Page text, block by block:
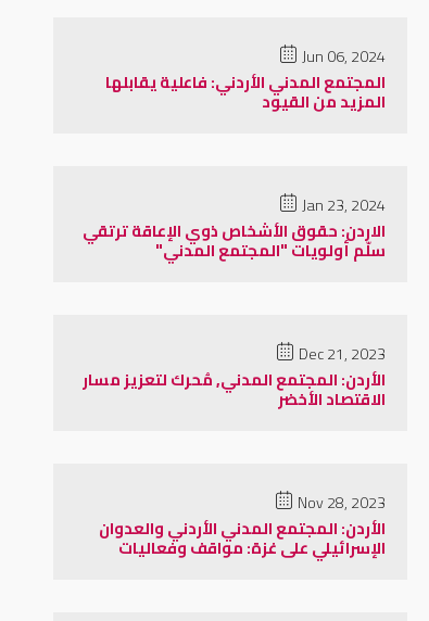
Jun 06, 2024
المجتمع المدني الأردني: فاعلية يقابلها
المزيد من القيود
Jan 23, 2024
الاردن: حقوق الأشخاص ذوي الإعاقة ترتقي
سلّم أولويات "المجتمع المدني"
Dec 21, 2023
الأردن: المجتمع المدني, مُحرك لتعزيز مسار
الاقتصاد الأخضر
Nov 28, 2023
الأردن: المجتمع المدني الأردني والعدوان
الإسرائيلي على غزة: مواقف وفعاليات